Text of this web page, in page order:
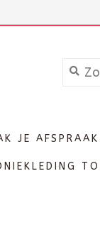
JE AFSPRAAK